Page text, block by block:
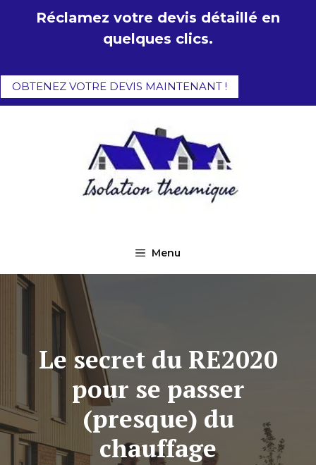
Réclamez votre devis détaillé en
quelques clics.
OBTENEZ VOTRE DEVIS MAINTENANT !
Menu
Le secret du RE2020
pour se passer
(presque) du
chauffage